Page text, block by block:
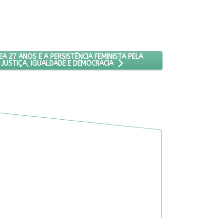
“ABORTO EM DEBATE NA CÂMARA DOS DEPUTADOS”
ARTIGO: CFEMEA 27 ANOS E A PERSISTÊNCIA FEMINISTA PELA
27 ANOS E A PERSISTÊNCIA FEMINISTA PELA
JUSTIÇA, IGUALDADE E DEMOCRACIA